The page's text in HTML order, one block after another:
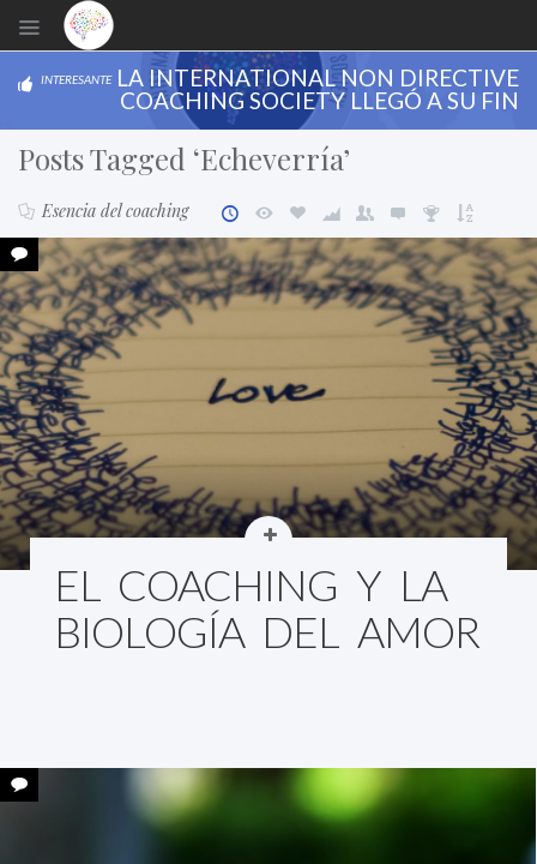
INTERESANTE LA INTERNATIONAL NON DIRECTIVE
COACHING SOCIETY LLEGÓ A SU FIN
Posts Tagged ‘Echeverría’
Esencia del coaching
EL COACHING Y LA
BIOLOGÍA DEL AMOR